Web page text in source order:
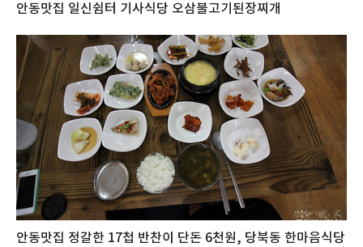
안동맛집 일신쉼터 기사식당 오삼불고기된장찌개
안동맛집 정갈한 17첩 반찬이 단돈 6천원, 당북동 한마음식당